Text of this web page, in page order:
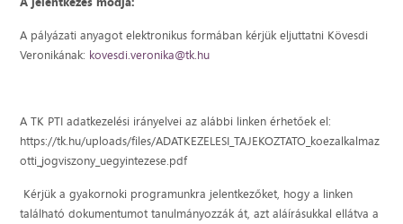
A pályázati anyagot elektronikus formában kérjük eljuttatni Kövesdi
Veronikának: kovesdi.veronika@tk.hu
A TK PTI adatkezelési irányelvei az alábbi linken érhetőek el:
https://tk.hu/uploads/files/ADATKEZELESI_TAJEKOZTATO_koezalkalmaz
otti_jogviszony_uegyintezese.pdf
Kérjük a gyakornoki programunkra jelentkezőket, hogy a linken
található dokumentumot tanulmányozzák át, azt aláírásukkal ellátva a